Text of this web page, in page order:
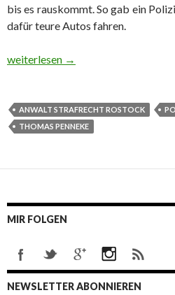
bis es rauskommt. So gab ein
dafür teure Autos fahren.
Bestochener Polizist
weiterlesen →
ANWALT STRAFRECHT ROSTOCK
THOMAS PENNEKE
MIR FOLGEN
NEWSLETTER ABONNIEREN